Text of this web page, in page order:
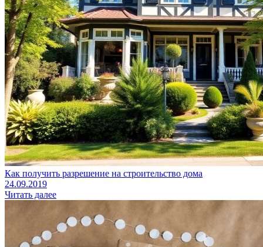
Как получить разрешение на строительство дома
24.09.2019
Читать далее